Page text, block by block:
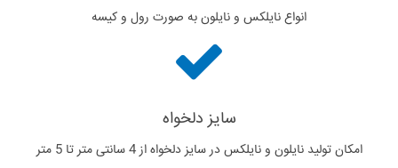
انواع نایلکس و نایلون به صورت رول و کیسه
سایز دلخواه
امکان تولید نایلون و نایلکس در سایز دلخواه از 4 سانتی متر تا 5 متر